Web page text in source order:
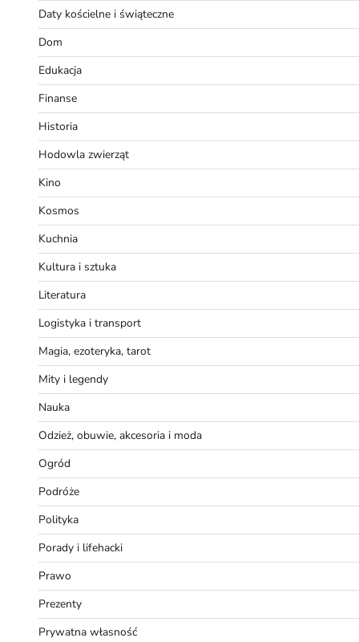
Daty kościelne i świąteczne
Dom
Edukacja
Finanse
Historia
Hodowla zwierząt
Kino
Kosmos
Kuchnia
Kultura i sztuka
Literatura
Logistyka i transport
Magia, ezoteryka, tarot
Mity i legendy
Nauka
Odzież, obuwie, akcesoria i moda
Ogród
Podróże
Polityka
Porady i lifehacki
Prawo
Prezenty
Prywatna własność